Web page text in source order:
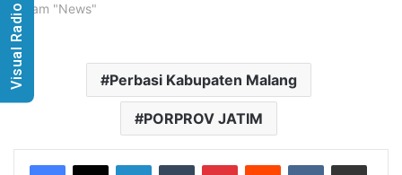
dalam "News"
Perbasi Kabupaten Malang
PORPROV JATIM
LinkedInTumblr PinterestReddit VKontakteShare via Email
Visual Radio